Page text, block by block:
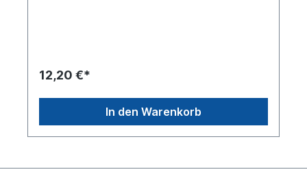
12,20 €*
In den Warenkorb